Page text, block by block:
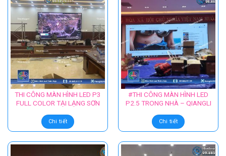
#THI CÔNG MÀN HÌNH LED P2
TRONG NHÀ – GKGD
Chi tiết
#CUNG CẤP MÀN HÌNH LED P5
GIÁ RẺ (BỆNH VIỆN PHỤ SẢN
CẦN THƠ)
Chi tiết